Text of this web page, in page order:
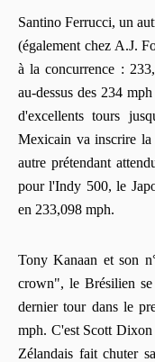
Santino Ferrucci, un
(également chez A.J.
à la concurrence :
au-dessus des 234
d'excellents tours
Mexicain va inscrire la
autre prétendant
pour l'Indy 500, le
en 233,098 mph.
Tony Kanaan et son
crown", le Brésilien
dernier tour dans le
mph. C'est Scott
Zélandais fait chuter